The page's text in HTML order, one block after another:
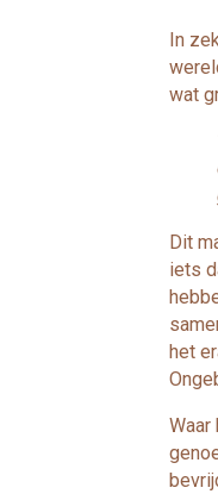
In
wat
Dit
iets
het